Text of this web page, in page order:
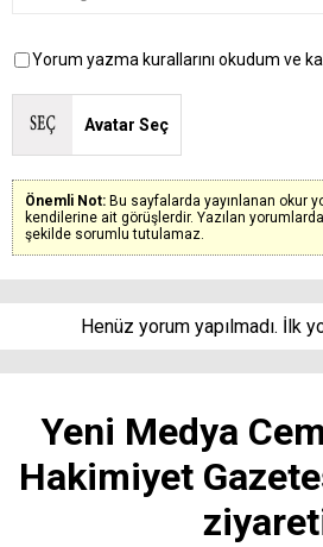
Yorum yazma kurallarını okudum ve
Avatar Seç
Önemli Not: Bu sayfalarda yayınlanan okur
kendilerine ait görüşlerdir. Yazılan
şekilde sorumlu tutulamaz.
Henüz yorum yapılmadı. İlk
Yeni Medya
Hakimiyet